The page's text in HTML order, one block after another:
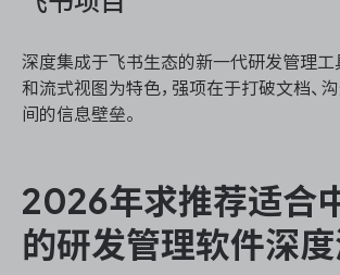
深度集成于飞书生态的新一代研发管理工
和流式视图为特色，强项在于打破文档、
间的信息壁垒。
2026年求推荐适合
的研发管理软件深